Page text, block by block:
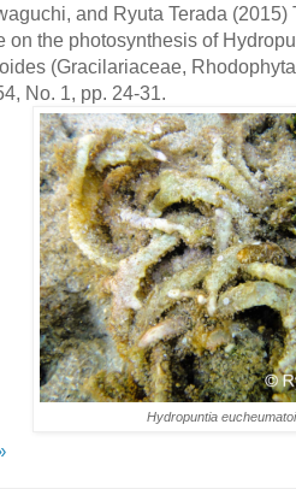
and Ryuta Terada
on the photosynthesis of
(Gracilariaceae,
No. 1, pp. 24-31.
Hydropuntia